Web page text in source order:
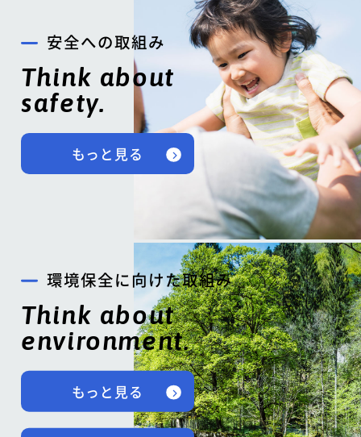
安全への取組み
Think about
safety.
もっと見る
環境保全に向けた取組み
Think about
environment.
もっと見る